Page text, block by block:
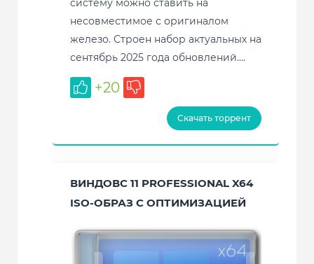
систему можно ставить на
несовместимое с оригиналом
железо. Строен набор актуальных на
сентябрь 2025 года обновлений....
+20
Скачать торрент
ВИНДОВС 11 PROFESSIONAL X64
ISO-ОБРАЗ С ОПТИМИЗАЦИЕЙ